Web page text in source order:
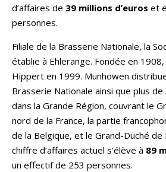
d’affaires de 39 millions d’euros et
personnes.
Filiale de la Brasserie Nationale, la
établie à Ehlerange. Fondée en
Hippert en 1999. Munhowen
Brasserie Nationale ainsi que plus
dans la Grande Région, couvrant le
nord de la France, la partie
de la Belgique, et le Grand-Duché de
chiffre d’affaires actuel s’élève à 89
un effectif de 253 personnes.